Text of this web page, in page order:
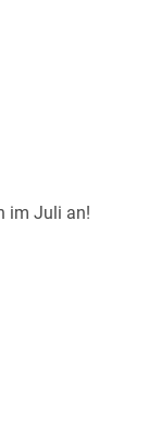
im Juli an!